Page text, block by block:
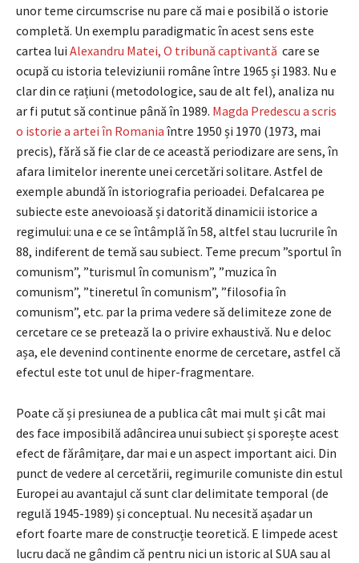
unor teme circumscrise nu pare că mai e posibilă o istorie
completă. Un exemplu paradigmatic în acest sens este
cartea lui Alexandru Matei, O tribună captivantă care se
ocupă cu istoria televiziunii române între 1965 și 1983. Nu e
clar din ce rațiuni (metodologice, sau de alt fel), analiza nu
ar fi putut să continue până în 1989. Magda Predescu a scris
o istorie a artei în Romania între 1950 și 1970 (1973, mai
precis), fără să fie clar de ce această periodizare are sens, în
afara limitelor inerente unei cercetări solitare. Astfel de
exemple abundă în istoriografia perioadei. Defalcarea pe
subiecte este anevoioasă și datorită dinamicii istorice a
regimului: una e ce se întâmplă în 58, altfel stau lucrurile în
88, indiferent de temă sau subiect. Teme precum ”sportul în
comunism”, ”turismul în comunism”, ”muzica în
comunism”, ”tineretul în comunism”, ”filosofia în
comunism”, etc. par la prima vedere să delimiteze zone de
cercetare ce se pretează la o privire exhaustivă. Nu e deloc
așa, ele devenind continente enorme de cercetare, astfel că
efectul este tot unul de hiper-fragmentare.
Poate că și presiunea de a publica cât mai mult și cât mai
des face imposibilă adâncirea unui subiect și sporește acest
efect de fărâmițare, dar mai e un aspect important aici. Din
punct de vedere al cercetării, regimurile comuniste din estul
Europei au avantajul că sunt clar delimitate temporal (de
regulă 1945-1989) și conceptual. Nu necesită așadar un
efort foarte mare de construcție teoretică. E limpede acest
lucru dacă ne gândim că pentru nici un istoric al SUA sau al